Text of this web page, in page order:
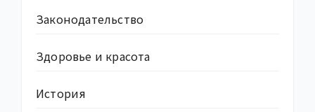
Законодательство
Здоровье и красота
История